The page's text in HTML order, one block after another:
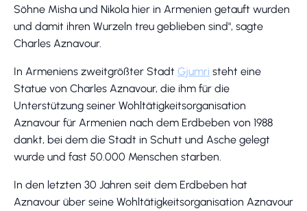
Söhne Misha und Nikola hier in Armenien getauft wurden
und damit ihren Wurzeln treu geblieben sind", sagte
Charles Aznavour.
In Armeniens zweitgrößter Stadt Gjumri steht eine
Statue von Charles Aznavour, die ihm für die
Unterstützung seiner Wohltätigkeitsorganisation
Aznavour für Armenien nach dem Erdbeben von 1988
dankt, bei dem die Stadt in Schutt und Asche gelegt
wurde und fast 50.000 Menschen starben.
In den letzten 30 Jahren seit dem Erdbeben hat
Aznavour über seine Wohltätigkeitsorganisation Aznavour